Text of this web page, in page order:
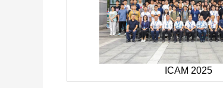
ICAM 2025